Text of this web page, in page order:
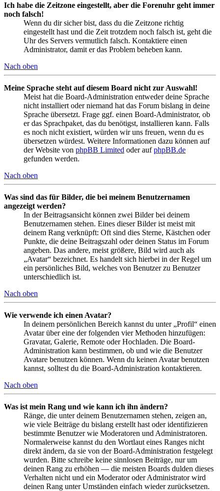
Ich habe die Zeitzone eingestellt, aber die Forenuhr geht immer
noch falsch!
Wenn du dir sicher bist, dass du die Zeitzone richtig
eingestellt hast und die Zeit trotzdem noch falsch ist, geht die
Uhr des Servers vermutlich falsch. Kontaktiere einen
Administrator, damit er das Problem beheben kann.
Nach oben
Meine Sprache steht auf diesem Board nicht zur Auswahl!
Meist hat die Board-Administration entweder deine Sprache
nicht installiert oder niemand hat das Forum bislang in deine
Sprache übersetzt. Frage ggf. einen Board-Administrator, ob
er das Sprachpaket, das du benötigst, installieren kann. Falls
es noch nicht existiert, würden wir uns freuen, wenn du es
übersetzen würdest. Weitere Informationen dazu können auf
der Website von phpBB Limited oder aufphpBB.de
gefunden werden.
Nach oben
Was sind das für Bilder, die bei meinem Benutzernamen
angezeigt werden?
In der Beitragsansicht können zwei Bilder bei deinem
Benutzernamen stehen. Eines dieser Bilder ist meist mit
deinem Rang verknüpft: Oft sind dies Sterne, Kästchen oder
Punkte, die deine Beitragszahl oder deinen Status im Forum
angeben. Das andere, meist größere, Bild wird auch als
„Avatar“ bezeichnet. Es handelt sich hierbei in der Regel um
ein persönliches Bild, welches von Benutzer zu Benutzer
unterschiedlich ist.
Nach oben
Wie verwende ich einen Avatar?
In deinem persönlichen Bereich kannst du unter „Profil“ einen
Avatar über eine der folgenden vier Methoden hinzufügen:
Gravatar, Galerie, Remote oder Hochladen. Die Board-
Administration kann bestimmen, ob und wie die Benutzer
Avatare benutzen können. Wenn du keinen Avatar benutzen
kannst, solltest du die Board-Administration kontaktieren.
Nach oben
Was ist mein Rang und wie kann ich ihn ändern?
Ränge, die unter deinem Benutzernamen stehen, zeigen an,
wie viele Beiträge du bislang erstellt hast oder identifizieren
bestimmte Benutzer wie Moderatoren und Administratoren.
Normalerweise kannst du den Wortlaut eines Ranges nicht
direkt ändern, da sie von der Board-Administration festgelegt
wurden. Bitte schreibe keine sinnlosen Beiträge, nur um
deinen Rang zu erhöhen — die meisten Boards dulden dieses
Verhalten nicht und ein Moderator oder Administrator wird
deinen Rang unter Umständen einfach wieder zurücksetzen.